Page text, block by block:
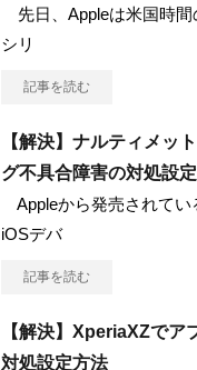
先日、Appleは米国時間
シリ
記事を読む
【解決】ナルティメッ
グ不具合障害の対処設
Appleから発売されてい
iOSデバ
記事を読む
【解決】XperiaXZでア
対処設定方法